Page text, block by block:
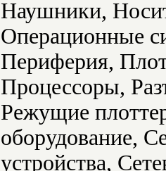
Наушники,
Операционные
Периферия,
Процессоры,
Режущие
оборудование,
устройства,